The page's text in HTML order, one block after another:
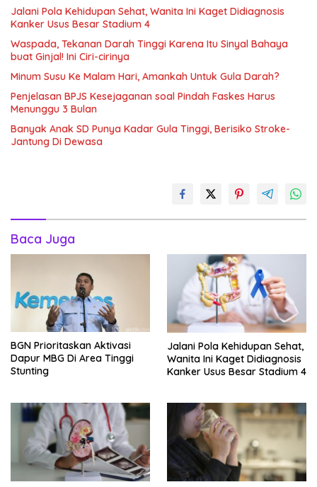
Jalani Pola Kehidupan Sehat, Wanita Ini Kaget Didiagnosis
Kanker Usus Besar Stadium 4
Waspada, Tekanan Darah Tinggi Karena Itu Sinyal Bahaya
buat Ginjal! Ini Ciri-cirinya
Minum Susu Ke Malam Hari, Amankah Untuk Gula Darah?
Penjelasan BPJS Kesejaganan soal Pindah Faskes Harus
Menunggu 3 Bulan
Banyak Anak SD Punya Kadar Gula Tinggi, Berisiko Stroke-
Jantung Di Dewasa
Baca Juga
BGN Prioritaskan Aktivasi
Dapur MBG Di Area Tinggi
Stunting
Jalani Pola Kehidupan Sehat,
Wanita Ini Kaget Didiagnosis
Kanker Usus Besar Stadium 4